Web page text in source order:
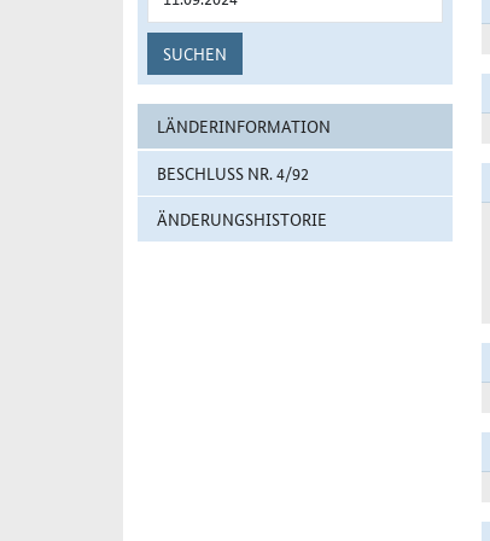
SUCHEN
LÄNDERINFORMATION
BESCHLUSS NR. 4/92
ÄNDERUNGSHISTORIE